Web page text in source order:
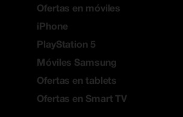
Ofertas en móviles
iPhone
PlayStation 5
Móviles Samsung
Ofertas en tablets
Ofertas en Smart TV